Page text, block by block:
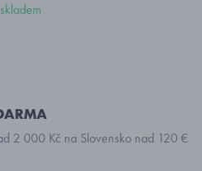
skladem
2 000 Kč na Slovensko nad 120 €